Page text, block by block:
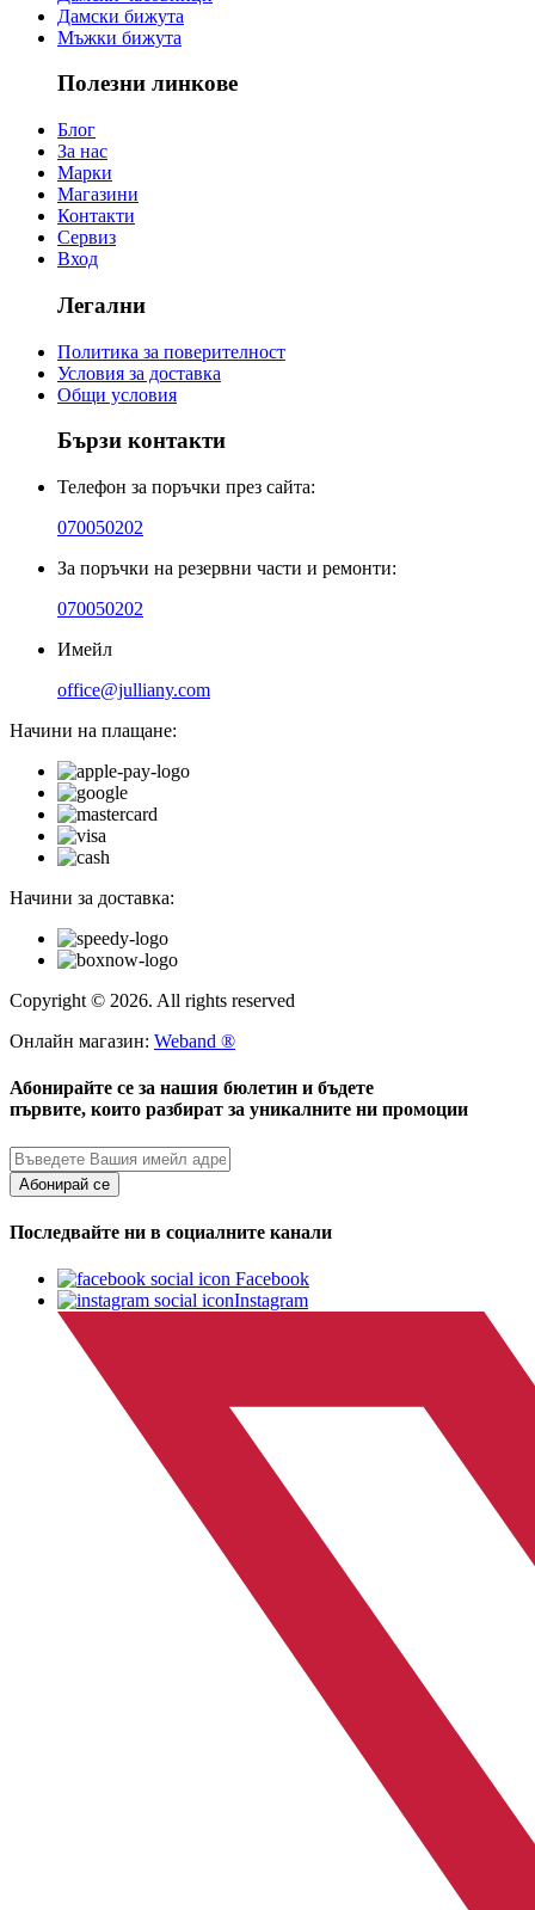
Дамски бижута
Мъжки бижута
Полезни линкове
Блог
За нас
Марки
Магазини
Контакти
Сервиз
Вход
Легални
Политика за поверителност
Условия за доставка
Общи условия
Бързи контакти
Телефон за поръчки през сайта:
070050202
За поръчки на резервни части и ремонти:
070050202
Имейл
office@julliany.com
Начини на плащане:
Начини за доставка:
Copyright © 2026. All rights reserved
Онлайн магазин: Weband ®
Абонирайте се за нашия бюлетин и бъдете
първите, които разбират за уникалните ни промоции
Абонирай се
Последвайте ни в социалните канали
Facebook
Instagram